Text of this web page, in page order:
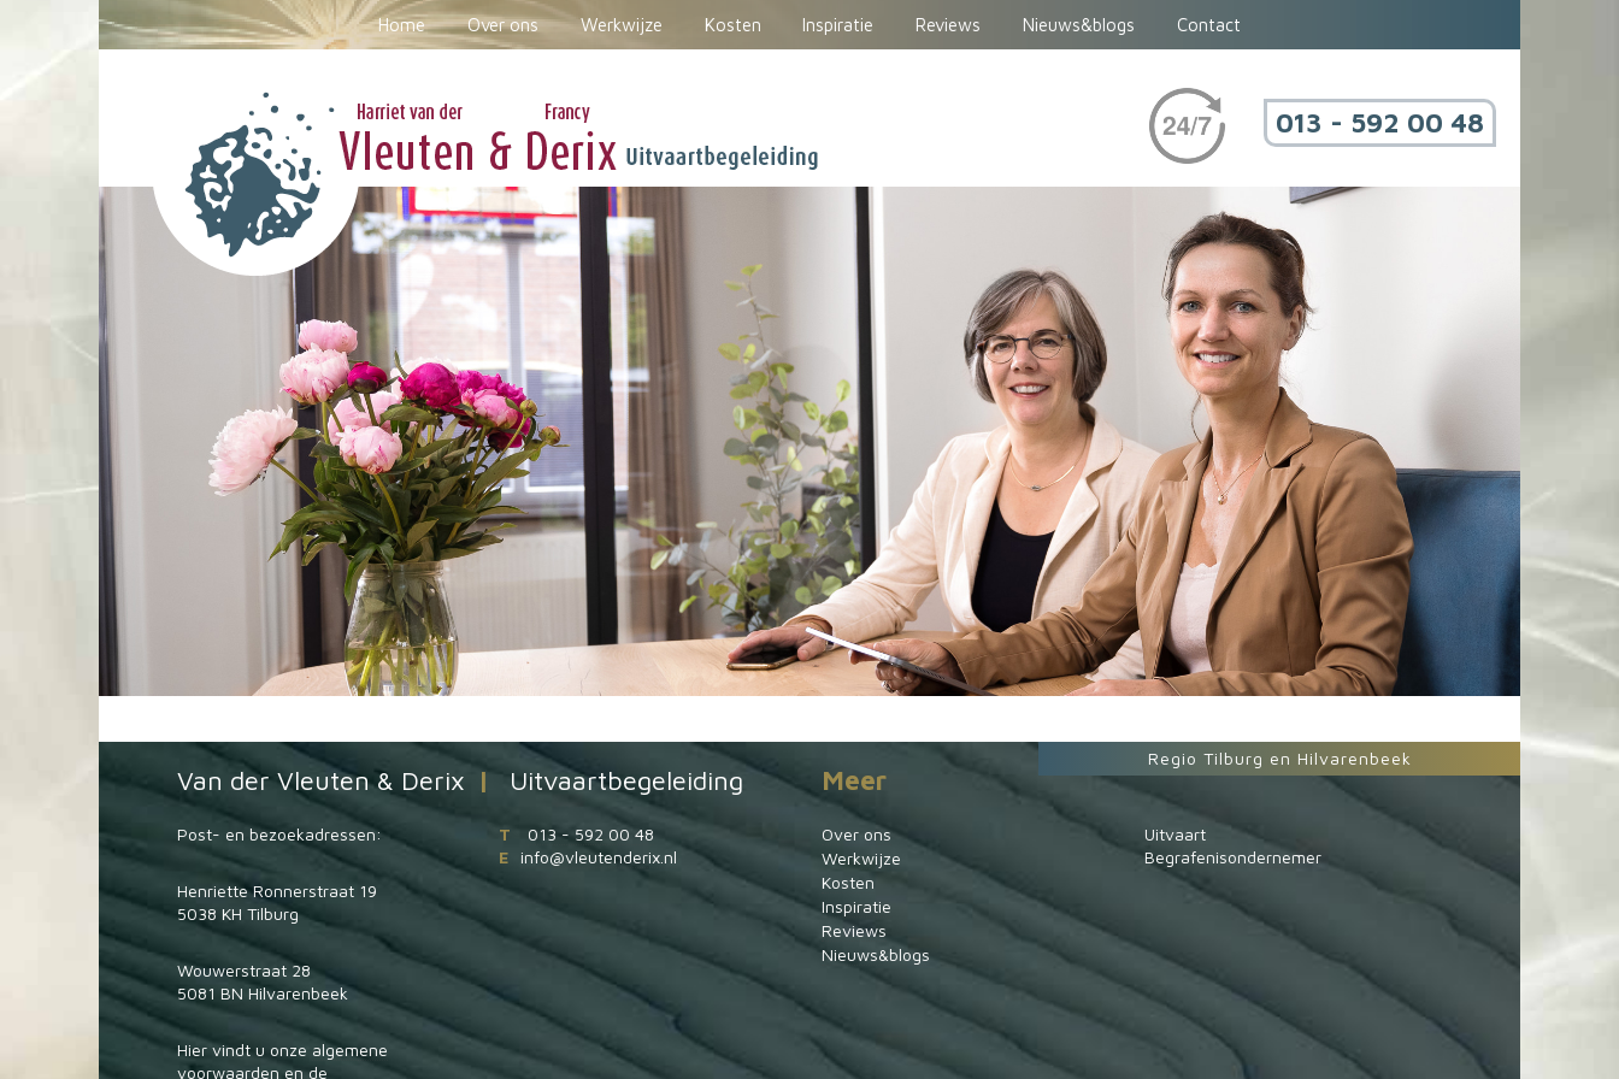
Home Over ons Werkwijze Kosten Inspiratie Reviews Nieuws&blogs Contact
013 - 592 00 48
Regio Tilburg en Hilvarenbeek
Van der Vleuten & Derix | Uitvaartbegeleiding Meer
Post- en bezoekadressen:
Henriette Ronnerstraat 19
5038 KH Tilburg
Wouwerstraat 28
5081 BN Hilvarenbeek
Hier vindt u onze algemene
voorwaarden en de
T
013 - 592 00 48
E
info@vleutenderix.nl
Over ons
Werkwijze
Kosten
Inspiratie
Reviews
Nieuws&blogs
Uitvaart
Begrafenisondernemer